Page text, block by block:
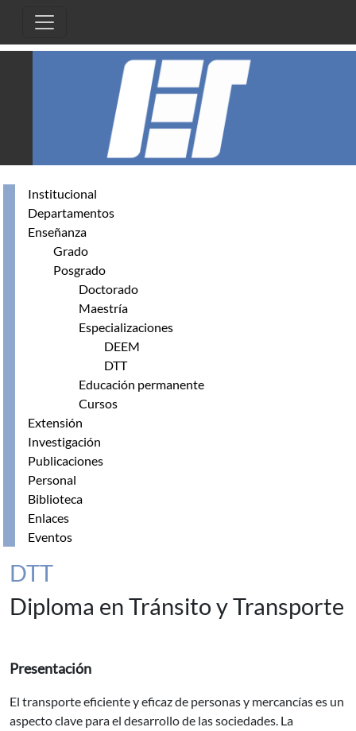
Institucional
Departamentos
Enseñanza
Grado
Posgrado
Doctorado
Maestría
Especializaciones
DEEM
DTT
Educación permanente
Cursos
Extensión
Investigación
Publicaciones
Personal
Biblioteca
Enlaces
Eventos
DTT
Diploma en Tránsito y Transporte
Presentación
El transporte eficiente y eficaz de personas y mercancías es un
aspecto clave para el desarrollo de las sociedades. La